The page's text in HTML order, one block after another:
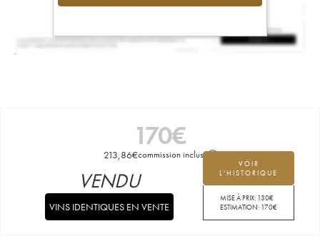
170€
213,86€commission incluse
VOIR
L'HISTORIQUE
MISE À PRIX: 130€
ESTIMATION: 170€
VENDU
VINS IDENTIQUES EN VENTE